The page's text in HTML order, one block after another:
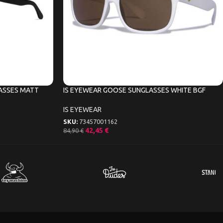
MATT
IS EYEWEAR GOOSE SUNGLASSES WHITE BGF
IS EYEWEAR
SKU: 73457001162
84,90€ 42,45 €